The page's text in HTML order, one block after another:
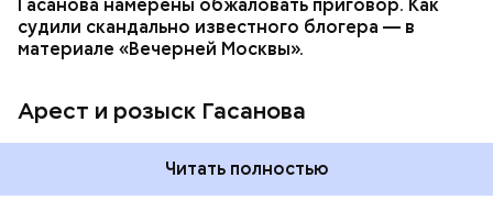
Гасанова намерены обжаловать приговор. Как
судили скандально известного блогера — в
материале «Вечерней Москвы».
Арест и розыск Гасанова
Читать полностью
Началось расследование. В квартире потерпевших
установили скрытую камеру видеонаблюдения. На